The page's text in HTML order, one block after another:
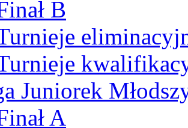
B
Juniorek
A